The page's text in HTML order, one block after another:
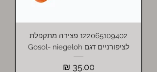
122065109402 פצירה מתקפלת
לציפורניים דגם Gosol- niegeloh
מחיר